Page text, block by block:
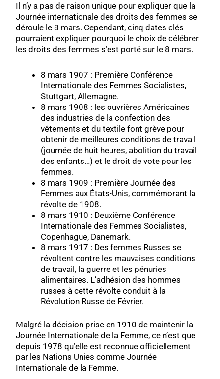
Il n’y a pas de raison unique pour expliquer que la
Journée internationale des droits des femmes se
déroule le 8 mars. Cependant, cinq dates clés
pourraient expliquer pourquoi le choix de célébrer
les droits des femmes s’est porté sur le 8 mars.
8 mars 1907 : Première Conférence
Internationale des Femmes Socialistes,
Stuttgart, Allemagne.
8 mars 1908 : les ouvrières Américaines
des industries de la confection des
vêtements et du textile font grève pour
obtenir de meilleures conditions de travail
(journée de huit heures, abolition du travail
des enfants…) et le droit de vote pour les
femmes.
8 mars 1909 : Première Journée des
Femmes aux États-Unis, commémorant la
révolte de 1908.
8 mars 1910 : Deuxième Conférence
Internationale des Femmes Socialistes,
Copenhague, Danemark.
8 mars 1917 : Des femmes Russes se
révoltent contre les mauvaises conditions
de travail, la guerre et les pénuries
alimentaires. L’adhésion des hommes
russes à cette révolte conduit à la
Révolution Russe de Février.
Malgré la décision prise en 1910 de maintenir la
Journée Internationale de la Femme, ce n’est que
depuis 1978 qu’elle est reconnue officiellement
par les Nations Unies comme Journée
Internationale de la Femme.